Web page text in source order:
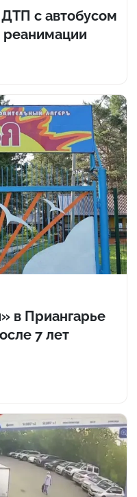
с автобусом
реанимации
в Приангарье
7 лет